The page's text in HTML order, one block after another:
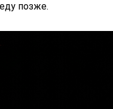
позже.